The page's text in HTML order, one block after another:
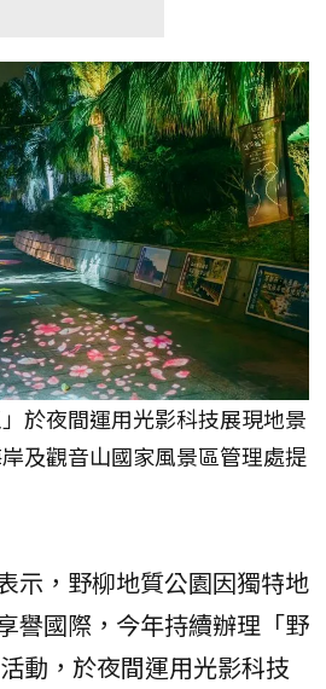
」於夜間運用光影科技展現地景
及觀音山國家風景區管理處提
示，野柳地質公園因獨特地
譽國際，今年持續辦理「野
動，於夜間運用光影科技